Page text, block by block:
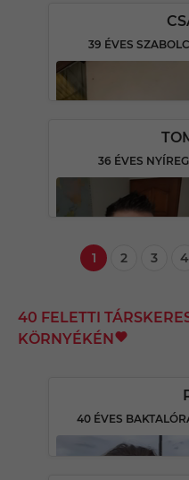
39 ÉVES
36 ÉVES
1 2 3 4
40 FELETTI
KÖRNYÉKÉN
40 ÉVES